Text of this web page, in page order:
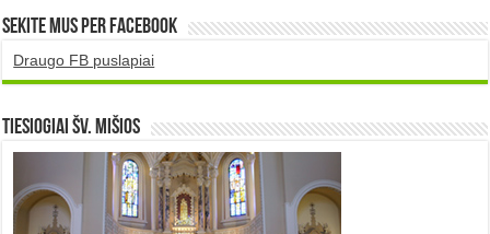
Sekite mus per Facebook
Draugo FB puslapiai
TIESIOGIAI šv. MIŠIOS